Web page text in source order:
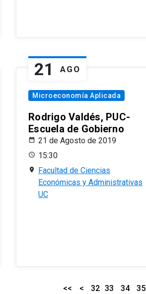
21 AGO
Microeconomía Aplicada
Rodrigo Valdés, PUC-
Escuela de Gobierno
21 de Agosto de 2019
15:30
Facultad de Ciencias
Económicas y Administrativas
UC
<< < 32 33 34 35